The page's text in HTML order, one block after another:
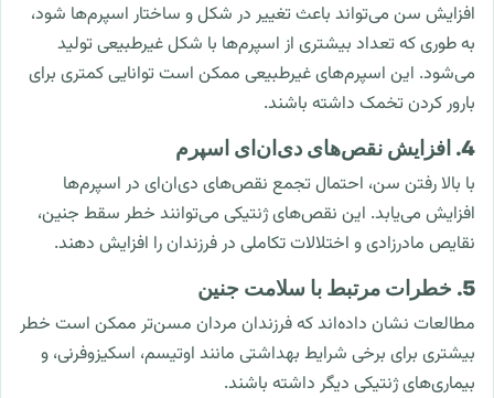
افزایش سن می‌تواند باعث تغییر در شکل و ساختار اسپرم‌ها شود،
به طوری که تعداد بیشتری از اسپرم‌ها با شکل غیرطبیعی تولید
می‌شود. این اسپرم‌های غیرطبیعی ممکن است توانایی کمتری برای
بارور کردن تخمک داشته باشند.
4. افزایش نقص‌های دی‌ان‌ای اسپرم
با بالا رفتن سن، احتمال تجمع نقص‌های دی‌ان‌ای در اسپرم‌ها
افزایش می‌یابد. این نقص‌های ژنتیکی می‌توانند خطر سقط جنین،
نقایص مادرزادی و اختلالات تکاملی در فرزندان را افزایش دهند.
5. خطرات مرتبط با سلامت جنین
مطالعات نشان داده‌اند که فرزندان مردان مسن‌تر ممکن است خطر
بیشتری برای برخی شرایط بهداشتی مانند اوتیسم، اسکیزوفرنی، و
بیماری‌های ژنتیکی دیگر داشته باشند.